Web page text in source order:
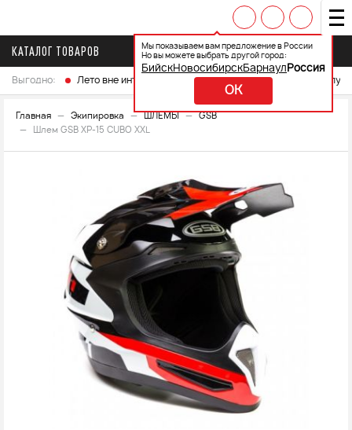
Мы показываем вам предложение в России
Но вы можете выбрать другой город:
БийскНовосибирскБарнаул Россия
OK
КАТАЛОГ ТОВАРОВ
Выгодно: Лето вне интренета Выберите свой мотоцикл и
Главная Экипировка ШЛЕМЫ
GSB
Шлем GSB XP-15 CUBO XXL